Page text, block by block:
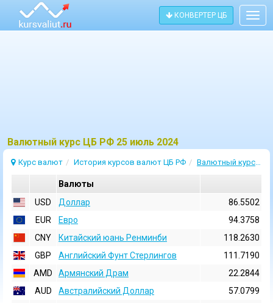
КОНВЕРТЕР ЦБ
Bалютный курс ЦБ РФ 25 июль 2024
Курс валют История курсов валют ЦБ РФ Валютный курс 25 Июль 2024
Валюты
USD
Доллар
86.5502
EUR
Евро
94.3758
CNY
Китайский юань Ренминби
118.2630
GBP
Английский Фунт Стерлингов
111.7190
AMD
Армянский Драм
22.2844
AUD
Австралийский Доллар
57.0799